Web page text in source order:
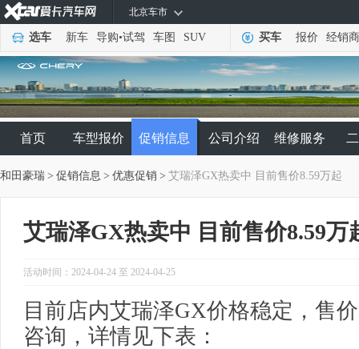
北京车市
选车 新车 导购•试驾 车图 SUV 买车 报价 经销商
首页 车型报价 促销信息 公司介绍 维修服务
和田豪瑞 > 促销信息 > 优惠促销 > 艾瑞泽GX热卖中 目前售价8.59万起
艾瑞泽GX热卖中 目前售价8.59万
活动时间：2024-04-24 至 2024-04-25
目前店内艾瑞泽GX价格稳定，售
咨询，详情见下表：